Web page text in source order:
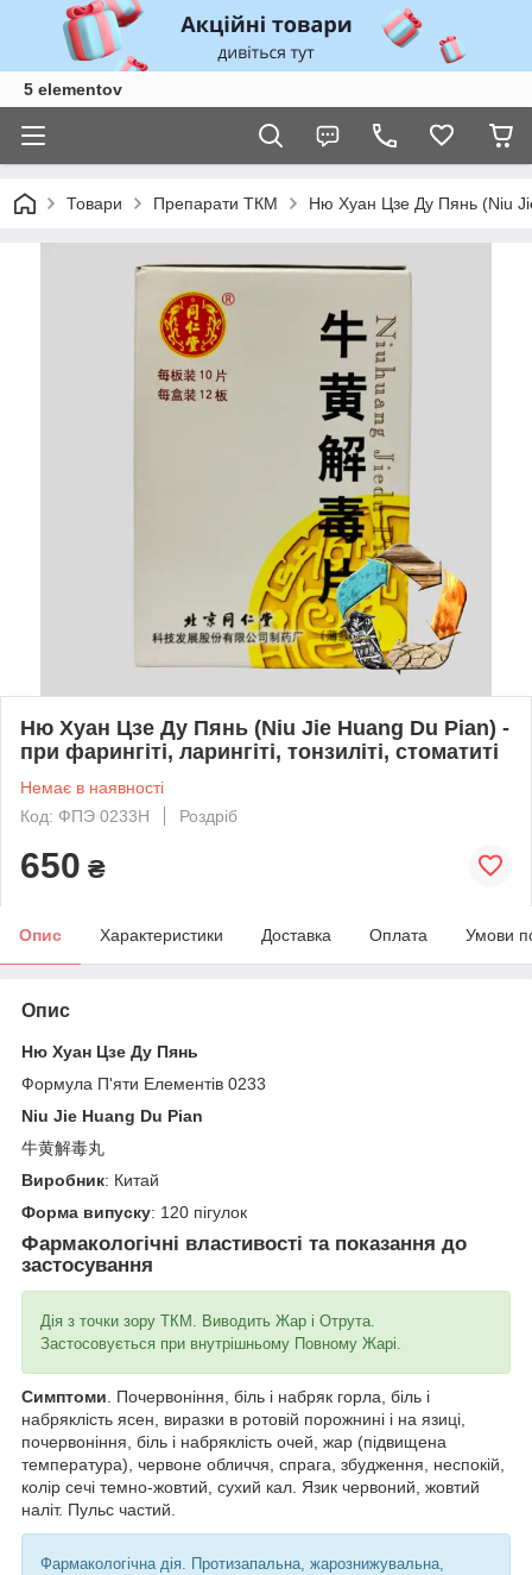
5 elementov
Товари Препарати ТКМ Ню Хуан Цзе Ду Пянь (Niu Jie
Ню Хуан Цзе Ду Пянь (Niu Jie Huang Du Pian) -
при фарингіті, ларингіті, тонзиліті, стоматиті
Немає в наявності
Код: ФПЭ 0233Н
Роздріб
650 ₴
Опис Характеристики Доставка Оплата Умови
Опис
Ню Хуан Цзе Ду Пянь
Формула П'яти Елементів 0233
Niu Jie Huang Du Pian
牛黄解毒丸
Виробник: Китай
Форма випуску: 120 пігулок
Фармакологічні властивості та показання до
застосування
Дія з точки зору ТКМ. Виводить Жар і Отрута.
Застосовується при внутрішньому Повному Жарі.
Симптоми . Почервоніння, біль і набряк горла, біль і
набряклість ясен, виразки в ротовій порожнині і на язиці,
почервоніння, біль і набряклість очей, жар (підвищена
температура), червоне обличчя, спрага, збудження, неспокій,
колір сечі темно-жовтий, сухий кал. Язик червоний, жовтий
наліт. Пульс частий.
Фармакологічна дія. Протизапальна, жарознижувальна,